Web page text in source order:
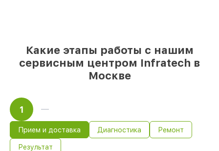
Какие этапы работы с нашим
сервисным центром Infratech в
Москве
1
Прием и доставка Диагностика Ремонт
Результат